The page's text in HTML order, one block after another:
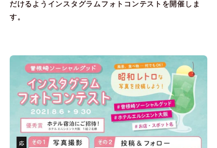
だけるようインスタグラムフォトコンテストを開催しま
す。